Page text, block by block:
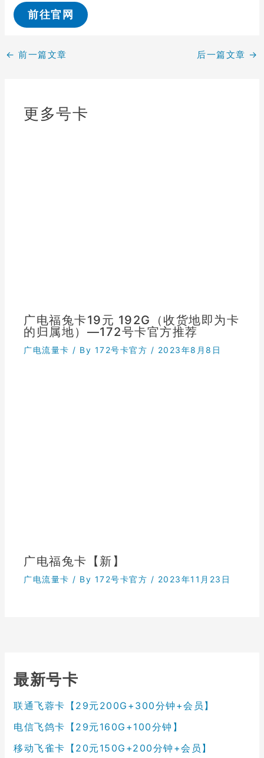
前往官网
← 前一篇文章 后一篇文章 →
更多号卡
广电福兔卡19元 192G（收货地即为卡
的归属地）—172号卡官方推荐
广电流量卡 / By 172号卡官方 / 2023年8月8日
广电福兔卡【新】
广电流量卡 / By 172号卡官方 / 2023年11月23日
最新号卡
联通飞蓉卡【29元200G+300分钟+会员】
电信飞鸽卡【29元160G+100分钟】
移动飞雀卡【20元150G+200分钟+会员】